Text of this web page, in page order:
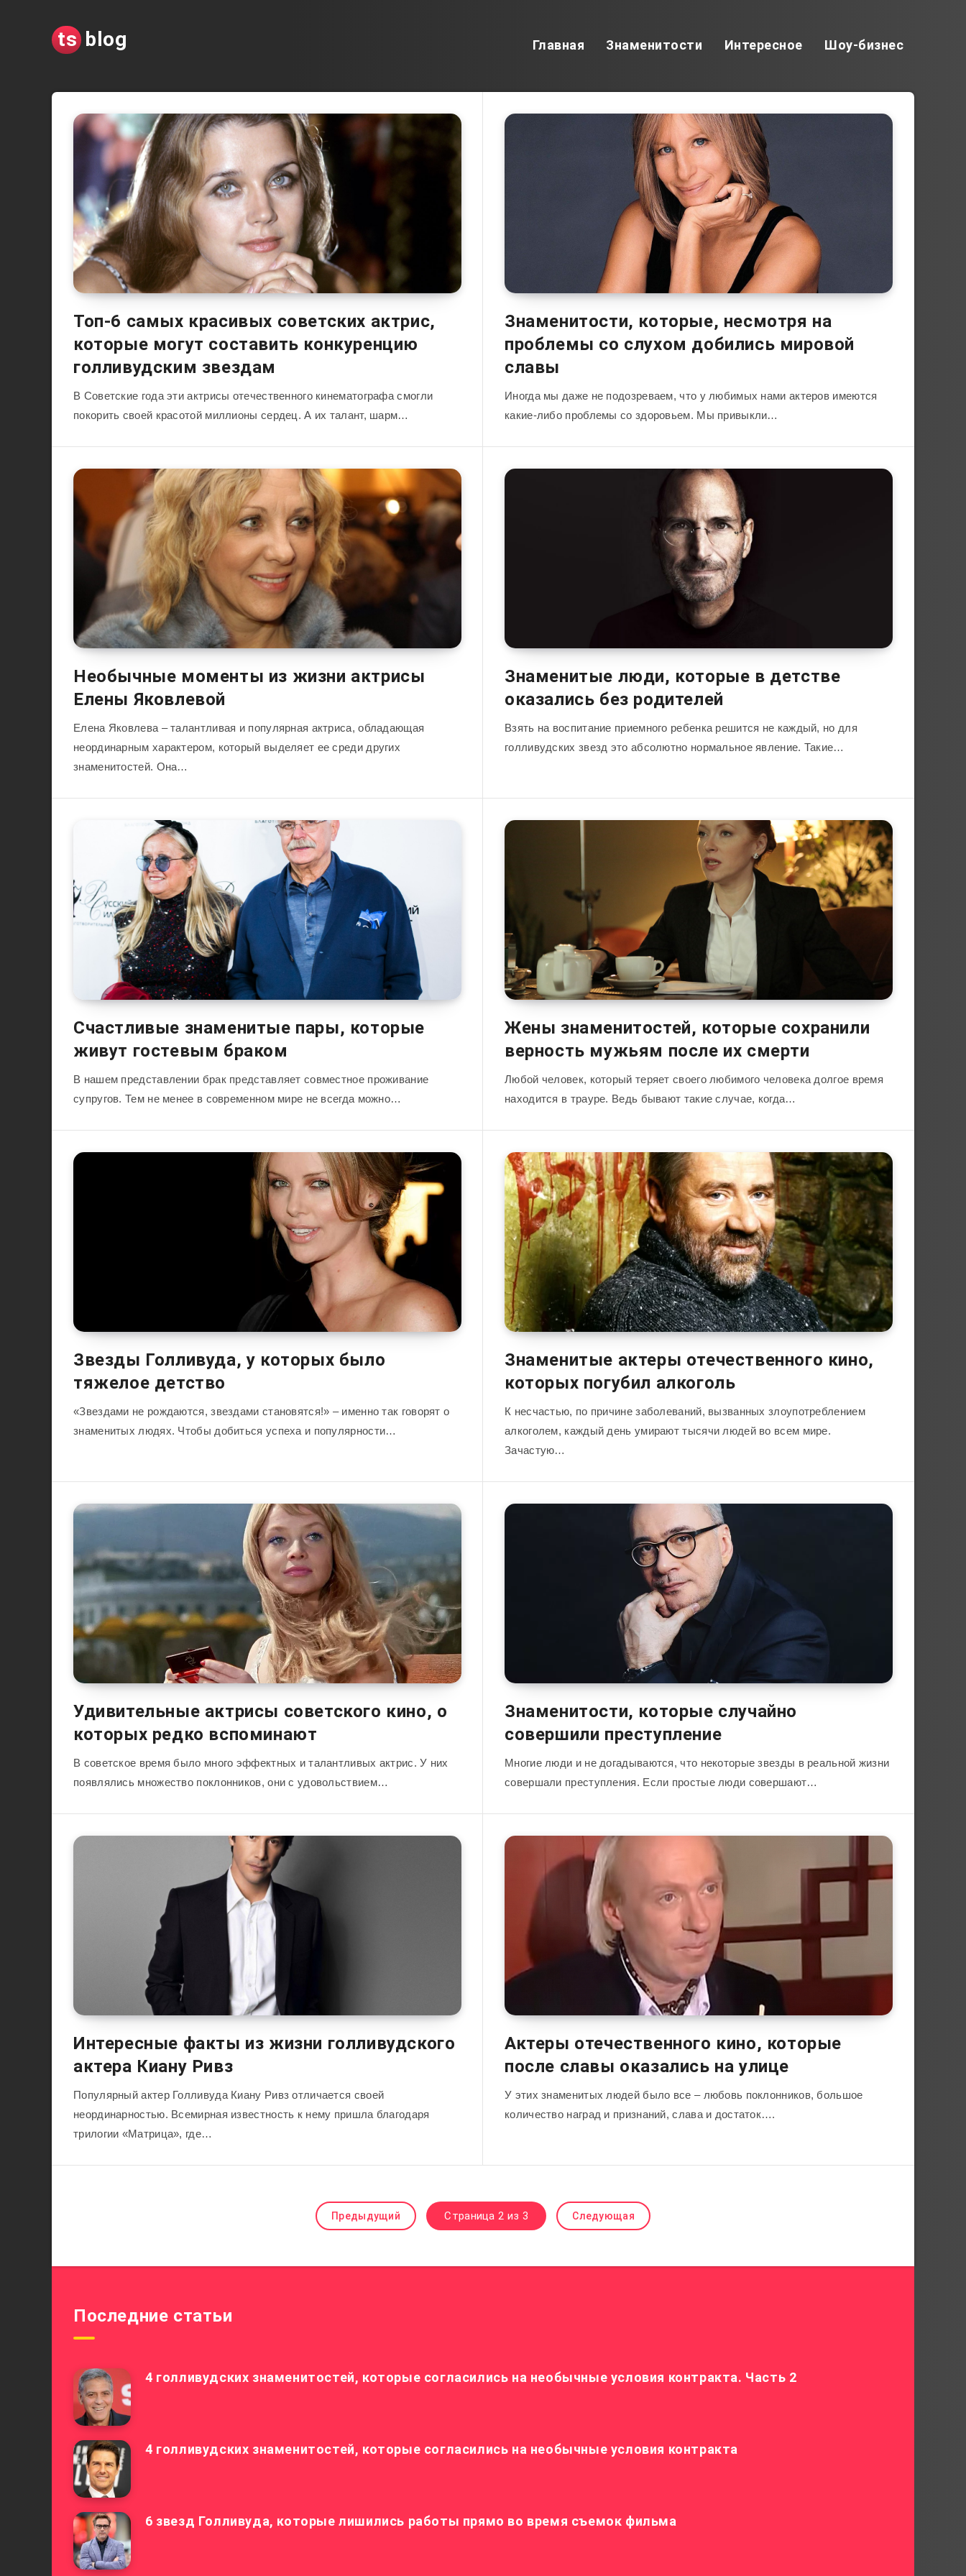
ts blog Главная Знаменитости Интересное Шоу-бизнес
Топ-6 самых красивых советских актрис,
которые могут составить конкуренцию
голливудским звездам
В Советские года эти актрисы отечественного кинематографа смогли
покорить своей красотой миллионы сердец. А их талант, шарм…
Знаменитости, которые, несмотря на
проблемы со слухом добились мировой
славы
Иногда мы даже не подозреваем, что у любимых нами актеров имеются
какие-либо проблемы со здоровьем. Мы привыкли…
Необычные моменты из жизни актрисы
Елены Яковлевой
Елена Яковлева – талантливая и популярная актриса, обладающая
неординарным характером, который выделяет ее среди других
знаменитостей. Она…
Знаменитые люди, которые в детстве
оказались без родителей
Взять на воспитание приемного ребенка решится не каждый, но для
голливудских звезд это абсолютно нормальное явление. Такие…
Счастливые знаменитые пары, которые
живут гостевым браком
В нашем представлении брак представляет совместное проживание
супругов. Тем не менее в современном мире не всегда можно…
Жены знаменитостей, которые сохранили
верность мужьям после их смерти
Любой человек, который теряет своего любимого человека долгое время
находится в трауре. Ведь бывают такие случае, когда…
Звезды Голливуда, у которых было
тяжелое детство
«Звездами не рождаются, звездами становятся!» – именно так говорят о
знаменитых людях. Чтобы добиться успеха и популярности…
Знаменитые актеры отечественного кино,
которых погубил алкоголь
К несчастью, по причине заболеваний, вызванных злоупотреблением
алкоголем, каждый день умирают тысячи людей во всем мире.
Зачастую…
Удивительные актрисы советского кино, о
которых редко вспоминают
В советское время было много эффектных и талантливых актрис. У них
появлялись множество поклонников, они с удовольствием…
Знаменитости, которые случайно
совершили преступление
Многие люди и не догадываются, что некоторые звезды в реальной жизни
совершали преступления. Если простые люди совершают…
Интересные факты из жизни голливудского
актера Киану Ривз
Популярный актер Голливуда Киану Ривз отличается своей
неординарностью. Всемирная известность к нему пришла благодаря
трилогии «Матрица», где…
Актеры отечественного кино, которые
после славы оказались на улице
У этих знаменитых людей было все – любовь поклонников, большое
количество наград и признаний, слава и достаток….
Предыдущий Страница 2 из 3 Следующая
Последние статьи
4 голливудских знаменитостей, которые согласились на необычные условия контракта. Часть 2
4 голливудских знаменитостей, которые согласились на необычные условия контракта
6 звезд Голливуда, которые лишились работы прямо во время съемок фильма